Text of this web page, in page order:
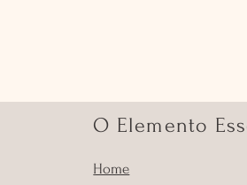
O Elemento
Home